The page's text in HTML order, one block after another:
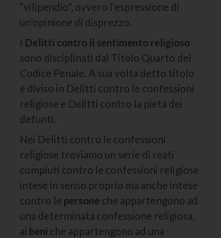
“vilipendio”, ovvero l’espressione di
un’opinione di disprezzo.
I Delitti contro il sentimento religioso
sono disciplinati dal Titolo Quarto del
Codice Penale. A sua volta detto titolo
è diviso in Delitti contro le confessioni
religiose e Delitti contro la pietà dei
defunti.
Nei Delitti contro le confessioni
religiose troviamo un serie di reati
compiuti contro le confessioni religiose
intese in senso proprio ma anche intese
contro le persone che appartengono ad
una determinata confessione religiosa,
ai beni che appartengono ad una